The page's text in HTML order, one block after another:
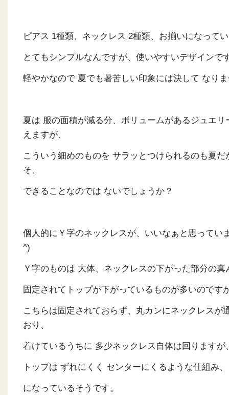
ピアス 1種類、ネックレス 2種類、お揃いになって
とてもシンプルなんですが、使いやすいデザインで
軽やかなので 夏でも暑苦しい印象には決して なり
夏は 服の面積が減る分、ボリュームがあるジュエリ
えますが、
こういう細めのものを サラッとつけられるのも夏だ
そ、
できることなのでは ないでしょうか？
個人的にＹ字のネックレスが、いいなぁと思ってい
^)
Ｙ字のものは 大体、ネックレスの下がった部分の真
固定されてトップが下がっているものが多いのです
こちらは固定されておらず、丸カンにネックレスが
おり、
着けているうちに 多少ネックレス自体は回りますが
トップは ずれにくく センターにくるような仕組み、
になっているそうです。